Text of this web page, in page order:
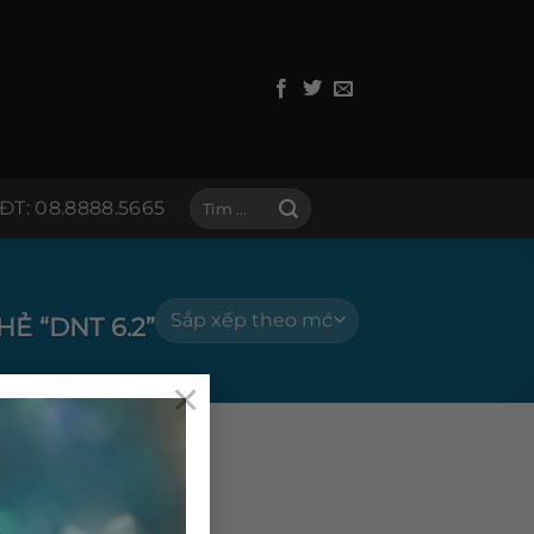
×
ĐT: 08.8888.5665
Tìm
“DNT 6.2”